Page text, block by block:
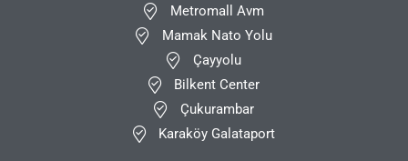
Metromall Avm
Mamak Nato Yolu
Çayyolu
Bilkent Center
Çukurambar
Karaköy Galataport